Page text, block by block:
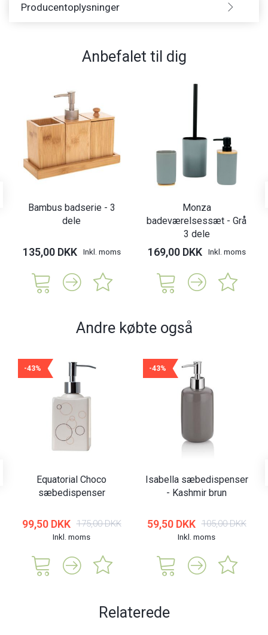
Producentoplysninger
Anbefalet til dig
Bambus badserie - 3
dele
135,00 DKK Inkl. moms
Monza
badeværelsessæt - Grå
3 dele
169,00 DKK Inkl. moms
Andre købte også
-43%
Equatorial Choco
sæbedispenser
99,50 DKK 175,00 DKK
Inkl. moms
-43%
Isabella sæbedispenser
- Kashmir brun
59,50 DKK 105,00 DKK
Inkl. moms
Relaterede